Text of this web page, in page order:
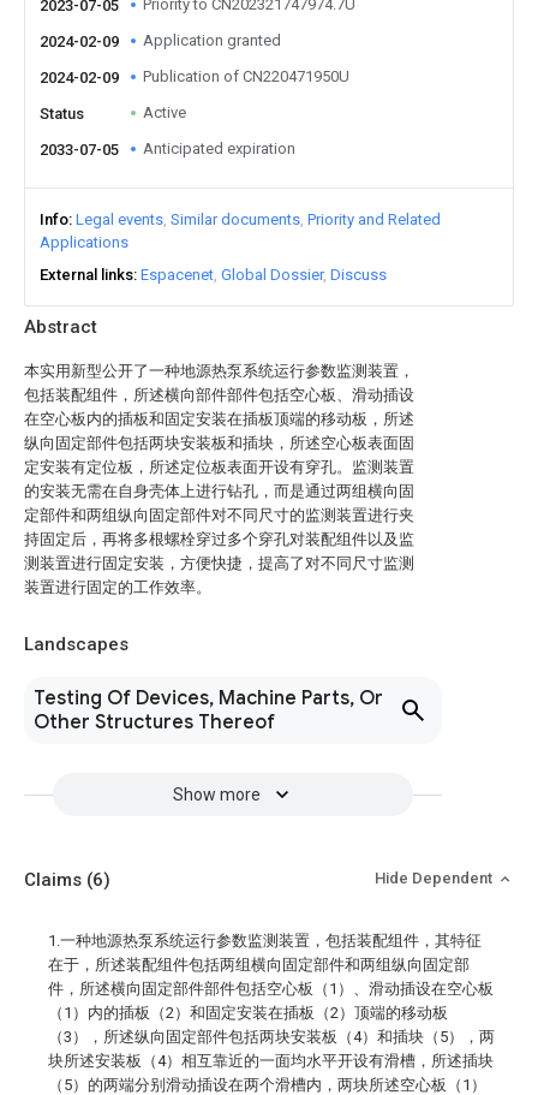
Abstract
本实用新型公开了一种地源热泵系统运行参数监测装置，
包括装配组件，所述横向部件部件包括空心板、滑动插设
在空心板内的插板和固定安装在插板顶端的移动板，所述
纵向固定部件包括两块安装板和插块，所述空心板表面固
定安装有定位板，所述定位板表面开设有穿孔。监测装置
的安装无需在自身壳体上进行钻孔，而是通过两组横向固
定部件和两组纵向固定部件对不同尺寸的监测装置进行夹
持固定后，再将多根螺栓穿过多个穿孔对装配组件以及监
测装置进行固定安装，方便快捷，提高了对不同尺寸监测
装置进行固定的工作效率。
Landscapes
Testing Of Devices, Machine Parts, Or
Other Structures Thereof
Show more
2023-07-05 Priority to CN202321747974.7U
2024-02-09 Application granted
2024-02-09 Publication of CN220471950U
Status Active
2033-07-05 Anticipated expiration
Info Legal events Similar documents Priority and Related
Applications
External links Espacenet Global Dossier Discuss
Claims (6) Hide Dependent
1.一种地源热泵系统运行参数监测装置，包括装配组件，其特征
在于，所述装配组件包括两组横向固定部件和两组纵向固定部
件，所述横向固定部件部件包括空心板（1）、滑动插设在空心板
（1）内的插板（2）和固定安装在插板（2）顶端的移动板
（3），所述纵向固定部件包括两块安装板（4）和插块（5），两
块所述安装板（4）相互靠近的一面均水平开设有滑槽，所述插块
（5）的两端分别滑动插设在两个滑槽内，两块所述空心板（1）